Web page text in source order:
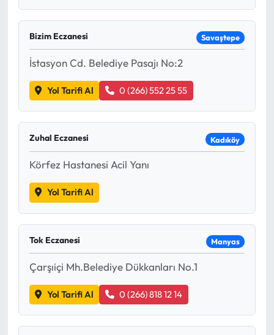
Bizim Eczanesi Savaştepe
İstasyon Cd. Belediye Pasajı No:2
Yol Tarifi Al 0 (266) 552 25 55
Zuhal Eczanesi Kadıköy
Körfez Hastanesi Acil Yanı
Yol Tarifi Al
Tok Eczanesi Manyas
Çarşıiçi Mh.Belediye Dükkanları No.1
Yol Tarifi Al 0 (266) 818 12 14